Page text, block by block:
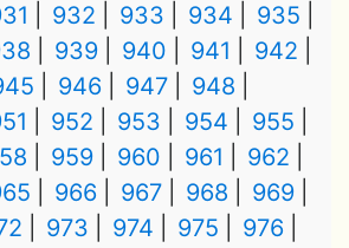
932 933 934
935
939 940 941
942
946 947
948
952 953 954
955
959 960 961
962
966 967 968
969
973 974 975
976